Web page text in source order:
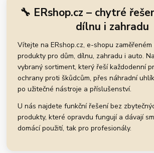
🔧 ERshop.cz – chytré
dílnu i zahradu
Vítejte na ERshop.cz, e-shopu
produkty pro dům, dílnu, zahradu i auto.
vybraný sortiment, který řeší každodenní
ochrany proti škůdcům, přes náhradní
po užitečné nástroje a příslušenství.
U nás najdete funkční řešení bez
produkty, které opravdu fungují a dávají
domácí použití, tak pro profesionály.